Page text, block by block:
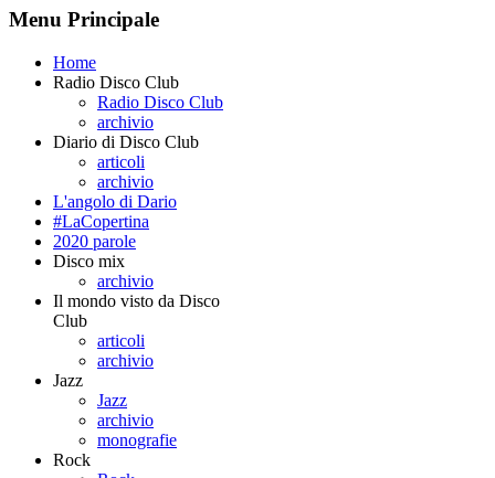
Menu Principale
Home
Radio Disco Club
Radio Disco Club
archivio
Diario di Disco Club
articoli
archivio
L'angolo di Dario
#LaCopertina
2020 parole
Disco mix
archivio
Il mondo visto da Disco
Club
articoli
archivio
Jazz
Jazz
archivio
monografie
Rock